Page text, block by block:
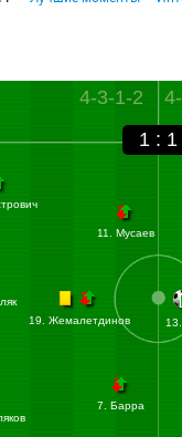
1 : 1
4-3-1-2
19. Жемалетдинов
11. Мусаев
7. Барра